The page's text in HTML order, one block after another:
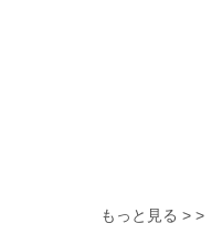
もっと見る > >